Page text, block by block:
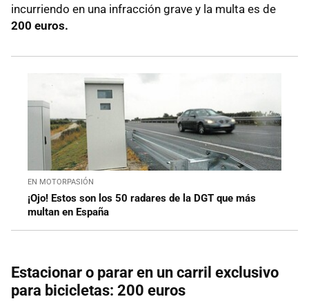
incurriendo en una infracción grave y la multa es de
200 euros.
EN MOTORPASIÓN
¡Ojo! Estos son los 50 radares de la DGT que más
multan en España
Estacionar o parar en un carril exclusivo
para bicicletas: 200 euros